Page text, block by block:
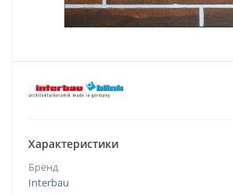
Характеристики
Бренд
Interbau